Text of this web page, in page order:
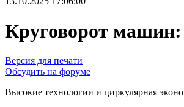
Круговорот
Версия для печати
Обсудить на форуме
Высокие технологии и циркулярная